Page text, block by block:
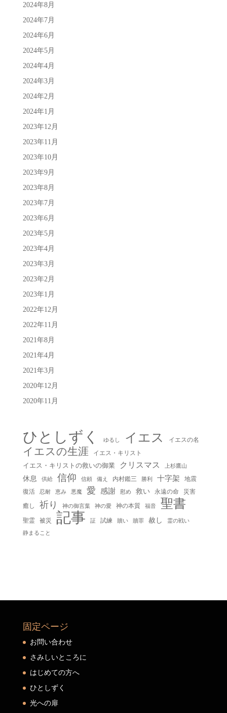
2024年8月
2024年7月
2024年6月
2024年5月
2024年4月
2024年3月
2024年2月
2024年1月
2023年12月
2023年11月
2023年10月
2023年9月
2023年8月
2023年7月
2023年6月
2023年5月
2023年4月
2023年3月
2023年2月
2023年1月
2022年12月
2022年11月
2021年8月
2021年4月
2021年3月
2020年12月
2020年11月
ひとしずく ゆるし イエス イエスの名
イエスの生涯
イエス・キリスト
イエス・キリストの救いの御業
クリスマス 上杉鷹山
休息 供給 信仰 信頼 備え 内村鑑三 勝利 十字架
地震
復活
忍耐 恵み 悪魔 愛 感謝 慰め 救い 永遠の命
災害
癒し
祈り 神の御言葉 神の愛 神の本質 福音 聖書
聖霊 被災 記事 証 試練 贖い 贖罪 赦し 霊の戦い
静まること
固定ページ
お問い合わせ
さみしいところに
はじめての方へ
ひとしずく
光への扉